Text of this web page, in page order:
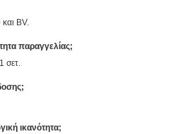
BV.
παραγγελίας;
σετ.
ικανότητα;